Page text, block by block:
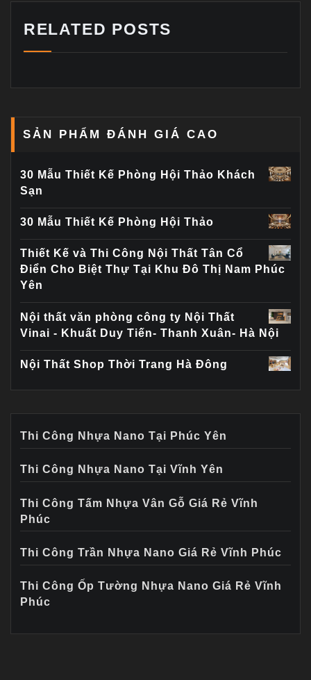
RELATED POSTS
SẢN PHẨM ĐÁNH GIÁ CAO
30 Mẫu Thiết Kế Phòng Hội Thảo Khách
Sạn
30 Mẫu Thiết Kế Phòng Hội Thảo
Thiết Kế và Thi Công Nội Thất Tân Cổ
Điển Cho Biệt Thự Tại Khu Đô Thị Nam Phúc
Yên
Nội thất văn phòng công ty Nội Thất
Vinai - Khuất Duy Tiến- Thanh Xuân- Hà Nội
Nội Thất Shop Thời Trang Hà Đông
Thi Công Nhựa Nano Tại Phúc Yên
Thi Công Nhựa Nano Tại Vĩnh Yên
Thi Công Tấm Nhựa Vân Gỗ Giá Rẻ Vĩnh
Phúc
Thi Công Trần Nhựa Nano Giá Rẻ Vĩnh Phúc
Thi Công Ốp Tường Nhựa Nano Giá Rẻ Vĩnh
Phúc